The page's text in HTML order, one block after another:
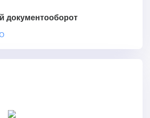
документооборот